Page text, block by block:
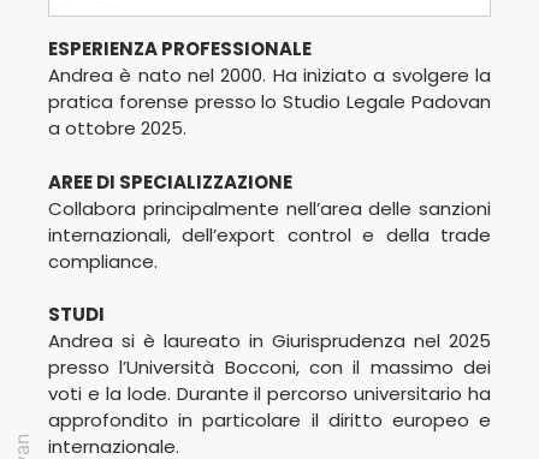
ESPERIENZA PROFESSIONALE
Andrea è nato nel 2000. Ha iniziato a svolgere la
pratica forense presso lo Studio Legale Padovan
a ottobre 2025.
AREE DI SPECIALIZZAZIONE
Collabora principalmente nell’area delle sanzioni
internazionali, dell’export control e della trade
compliance.
STUDI
Andrea si è laureato in Giurisprudenza nel 2025
presso l’Università Bocconi, con il massimo dei
voti e la lode. Durante il percorso universitario ha
approfondito in particolare il diritto europeo e
internazionale.